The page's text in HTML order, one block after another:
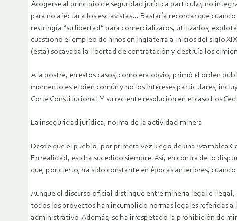
Acogerse al principio de seguridad jurídica particular, no
para no afectar a los esclavistas… Bastaría recordar que
restringía “su libertad” para comercializaros, utilizarlos,
cuestionó el empleo de niños en Inglaterra a inicios del siglo
(esta) socavaba la libertad de contratación y destruía los
A la postre, en estos casos, como era obvio, primó el orden
momento es el bien común y no los intereses particulares,
Corte Constitucional. Y su reciente resolución en el caso Los
La inseguridad jurídica, norma de la actividad minera
Desde que el pueblo -por primera vez luego de una Asamblea
En realidad, eso ha sucedido siempre. Así, en contra de lo
que, por cierto, ha sido constante en épocas anteriores,
Aunque el discurso oficial distingue entre minería legal e
todos los proyectos han incumplido normas legales referidas a
administrativo. Además, se ha irrespetado la prohibición de